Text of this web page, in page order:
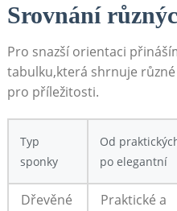
Srovnání
Pro snazší orientaci
tabulku,která shrnuje
pro příležitosti.
Typ
sponky
Od
po elegantní
Dřevěné
Praktické a